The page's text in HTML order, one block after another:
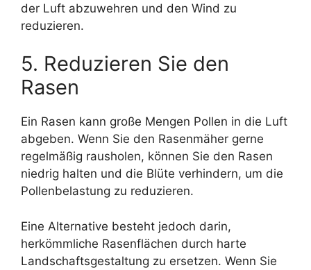
der Luft abzuwehren und den Wind zu
reduzieren.
5. Reduzieren Sie den
Rasen
Ein Rasen kann große Mengen Pollen in die Luft
abgeben. Wenn Sie den Rasenmäher gerne
regelmäßig rausholen, können Sie den Rasen
niedrig halten und die Blüte verhindern, um die
Pollenbelastung zu reduzieren.
Eine Alternative besteht jedoch darin,
herkömmliche Rasenflächen durch harte
Landschaftsgestaltung zu ersetzen. Wenn Sie